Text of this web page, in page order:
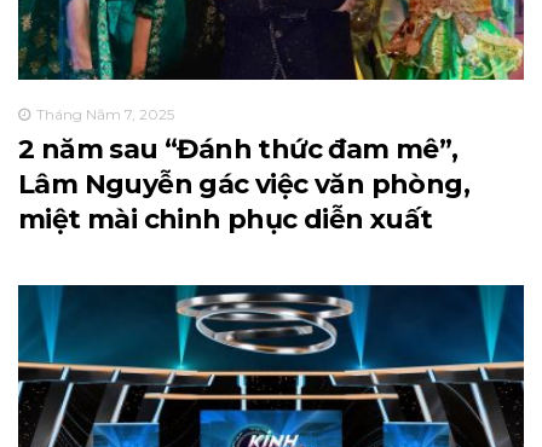
Tháng Năm 7, 2025
2 năm sau “Đánh thức đam mê”,
Lâm Nguyễn gác việc văn phòng,
miệt mài chinh phục diễn xuất